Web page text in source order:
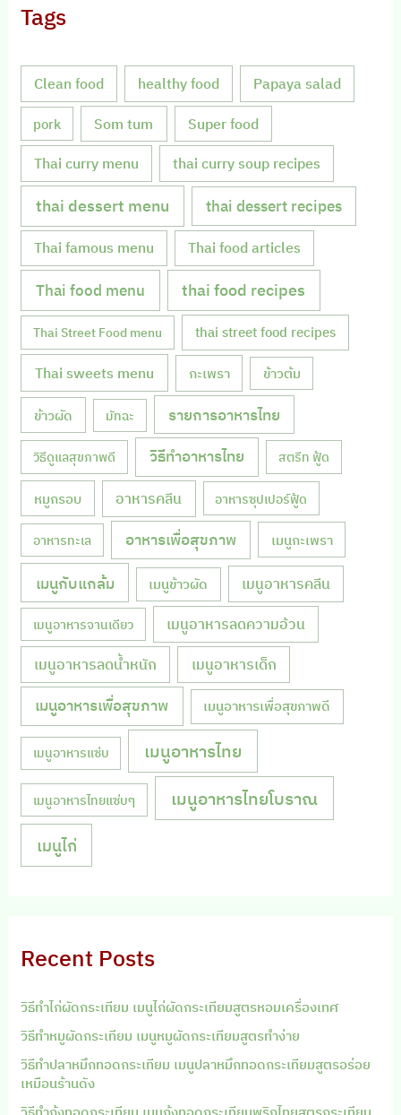
Tags
Clean food healthy food Papaya salad
pork Som tum Super food
Thai curry menu thai curry soup recipes
thai dessert menu thai dessert recipes
Thai famous menu Thai food articles
Thai food menu thai food recipes
Thai Street Food menu thai street food recipes
Thai sweets menu กะเพรา ข้าวต้ม
ข้าวผัด มัทฉะ รายการอาหารไทย
วิธีดูแลสุขภาพดี วิธีทำอาหารไทย สตรีท ฟู้ด
หมูกรอบ อาหารคลีน อาหารซุปเปอร์ฟู้ด
อาหารทะเล อาหารเพื่อสุขภาพ เมนูกะเพรา
เมนูกับแกล้ม เมนูข้าวผัด เมนูอาหารคลีน
เมนูอาหารจานเดียว เมนูอาหารลดความอ้วน
เมนูอาหารลดน้ำหนัก เมนูอาหารเด็ก
เมนูอาหารเพื่อสุขภาพ เมนูอาหารเพื่อสุขภาพดี
เมนูอาหารแซ่บ เมนูอาหารไทย
เมนูอาหารไทยแซ่บๆ เมนูอาหารไทยโบราณ
เมนูไก่
Recent Posts
วิธีทำไก่ผัดกระเทียม เมนูไก่ผัดกระเทียมสูตรหอมเครื่องเทศ
วิธีทำหมูผัดกระเทียม เมนูหมูผัดกระเทียมสูตรทำง่าย
วิธีทำปลาหมึกทอดกระเทียม เมนูปลาหมึกทอดกระเทียมสูตรอร่อย
เหมือนร้านดัง
วิธีทำกุ้งทอดกระเทียม เมนูกุ้งทอดกระเทียมพริกไทยสูตรกระเทียม